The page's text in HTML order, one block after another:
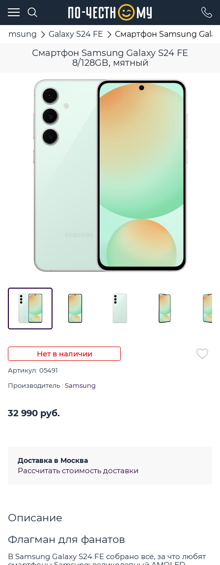
Galaxy S24 FE Смартфон Samsung
Смартфон Samsung Galaxy S24 FE
8/128GB, мятный
Нет в наличии
Артикул: 05491
Производитель : Samsung
32 990 руб.
Доставка в Москва
Рассчитать стоимость доставки
Описание
Флагман для фанатов
В Samsung Galaxy S24 FE собрано всё, за что любят